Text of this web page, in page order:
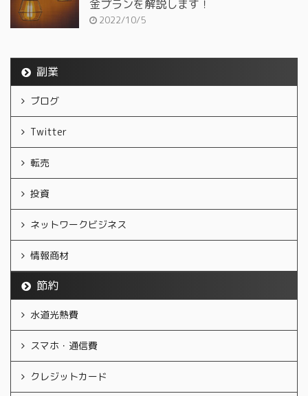
金プランを解説します！
2022/10/5
副業
ブログ
Twitter
転売
投資
ネットワークビジネス
情報商材
節約
水道光熱費
スマホ・通信費
クレジットカード